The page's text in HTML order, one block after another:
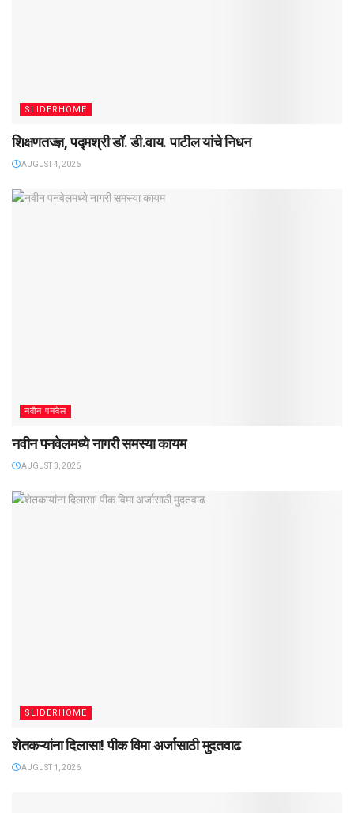
SLIDERHOME
शिक्षणतज्ज्ञ, पद्मश्री डॉ. डी.वाय. पाटील यांचे निधन
AUGUST 4, 2026
नवीन पनवेल
नवीन पनवेलमध्ये नागरी समस्या कायम
AUGUST 3, 2026
SLIDERHOME
शेतकऱ्यांना दिलासा! पीक विमा अर्जासाठी मुदतवाढ
AUGUST 1, 2026